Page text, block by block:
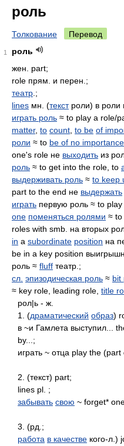
роль
Толкование Перевод
1
роль
жен. part;
role прям. и перен.;
театр .;
lines мн. (текстроли) в роли
играть роль ≈ to play a role/
matter, to count to be of
роли ≈ to be of no importance
one's role не выходить из
роль ≈ to get into the role, to
выдерживать роль ≈ to keep
part to the end не выдержать
играть первую роль ≈ to
one поменяться ролями ≈ to
roles with smb. на вторых
in a subordinate position на
be in a key position
роль ≈ fluff театр.;
сл. эпизодическая роль ≈ bit
≈ key role, leading role, title
рол|ь - ж.
1. (драматический образ)
в ~и Гамлета выступил...
by...;
играть ~ отца play the (part
2. (текст) part;
lines pl. ;
забывать свою ~ forget*
3. (рд.;
работа в качестве кого-л.)